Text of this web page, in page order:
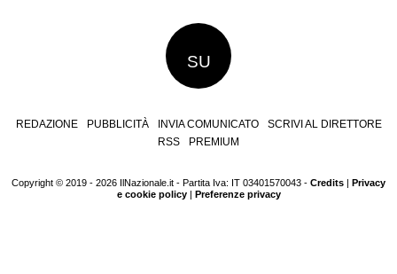
SU
REDAZIONE PUBBLICITÀ INVIA COMUNICATO
SCRIVI AL DIRETTORE
RSS
PREMIUM
Copyright © 2019 - 2026 IlNazionale.it - Partita Iva: IT 03401570043 - Credits | Privacy
e cookie policy| Preferenze privacy